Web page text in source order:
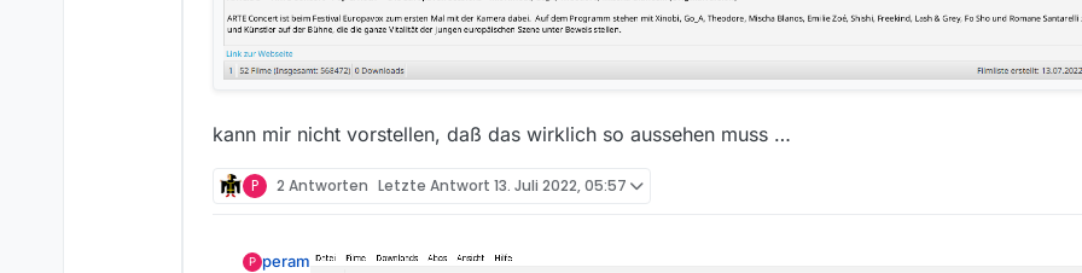
kann mir nicht vorstellen, daß das wirklich so aussehen muss …
P 2 Antworten Letzte Antwort 13. Juli 2022, 05:57
P peram